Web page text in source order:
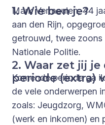
1. Wie ben je?
Mark Vermeulen, 44
aan den Rijn,
getrouwd, twee
Nationale Politie.
2. Waar zet jij
periode (extra)
Komende periode ga
de vele onderwerpen
zoals: Jeugdzorg,
(werk en inkomen) en